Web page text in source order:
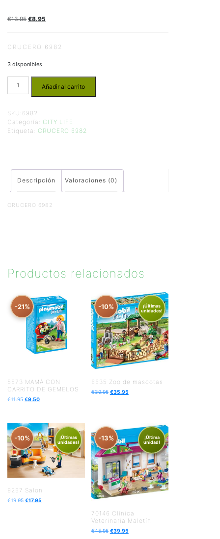
€13.95 €8.95
CRUCERO 6982
3 disponibles
Añadir al carrito
SKU: 6982
Categoría: CITY LIFE
Etiqueta: CRUCERO 6982
Descripción Valoraciones (0)
CRUCERO 6982
Productos relacionados
-21%
5573 MAMÁ CON
CARRITO DE GEMELOS
€11.95 €9.50
-10%
¡Últimas
unidades!
6635 Zoo de mascotas
€39.95 €35.95
-10%
¡Últimas
unidades!
9267 Salon
€19.95 €17.95
-13%
¡Última
unidad!
70146 Clínica
Veterinaria Maletín
€45.95 €39.95